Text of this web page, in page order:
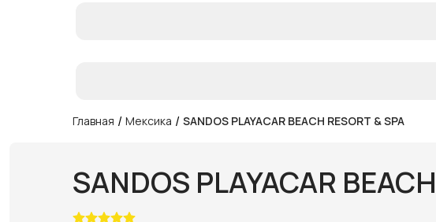
Главная / Мексика / SANDOS PLAYACAR BEACH RESORT & SPA
SANDOS PLAYACAR